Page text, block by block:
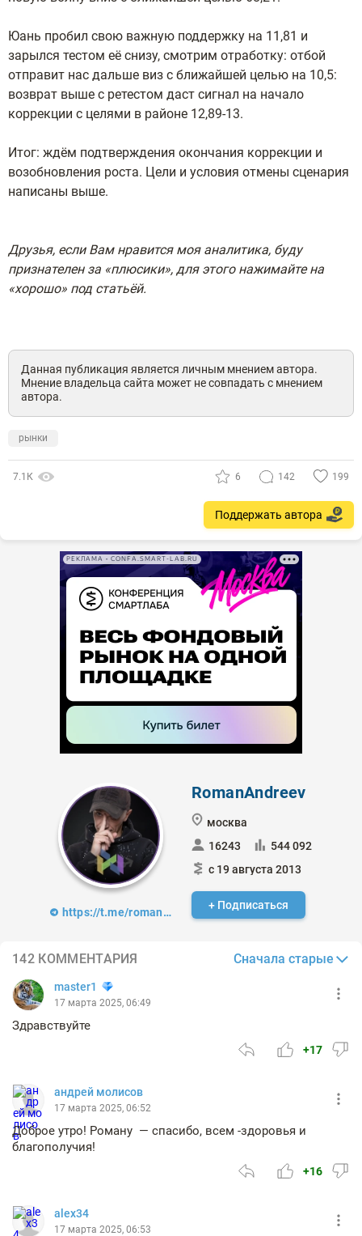
Юань пробил свою важную поддержку на 11,81 и
зарылся тестом её снизу, смотрим отработку: отбой
отправит нас дальше виз с ближайшей целью на 10,5:
возврат выше с ретестом даст сигнал на начало
коррекции с целями в районе 12,89-13.
Итог: ждём подтверждения окончания коррекции и
возобновления роста. Цели и условия отмены сценария
написаны выше.
Друзья, если Вам нравится моя аналитика, буду
признателен за «плюсики», для этого нажимайте на
«хорошо» под статьёй.
Данная публикация является личным мнением автора.
Мнение владельца сайта может не совпадать с мнением
автора.
рынки
7.1К 6 142 199
Поддержать автора
РЕКЛАМА • CONFA.SMART-LAB.RU
https://t.me/romanandreev_trader
RomanAndreev
москва
16243
544 092
с 19 августа 2013
+ Подписаться
142 КОММЕНТАРИЯ Сначала старые
master1
17 марта 2025, 06:49
Здравствуйте
+17
андрей молисов
17 марта 2025, 06:52
Доброе утро! Роману — спасибо, всем -здоровья и
благополучия!
+16
alex34
17 марта 2025, 06:53